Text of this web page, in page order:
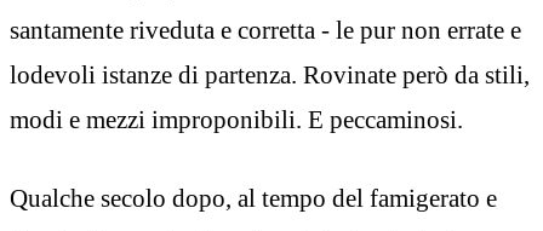
santamente riveduta e corretta - le pur non errate e
lodevoli istanze di partenza. Rovinate però da stili,
modi e mezzi improponibili. E peccaminosi.
Qualche secolo dopo, al tempo del famigerato e